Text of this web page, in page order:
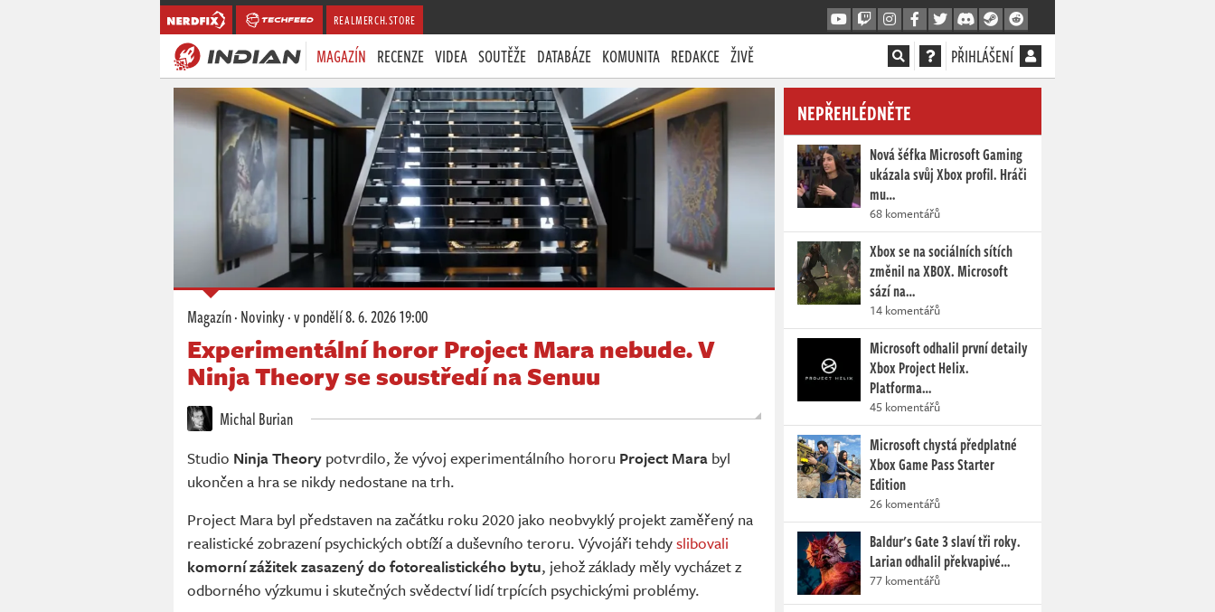
REALMERCH.STORE
MAGAZÍN RECENZE VIDEA SOUTĚŽE DATABÁZE KOMUNITA REDAKCE ŽIVĚ PŘIHLÁŠENÍ
Magazín·Novinky·v pondělí8. 6. 2026 19:00
Experimentální horor Project Mara nebude. V
Ninja Theory se soustředí na Senuu
Michal Burian
Studio Ninja Theory potvrdilo, že vývoj experimentálního hororu Project Mara byl
ukončen a hra se nikdy nedostane na trh.
Project Mara byl představen na začátku roku 2020 jako neobvyklý projekt zaměřený na
realistické zobrazení psychických obtíží a duševního teroru. Vývojáři tehdyslibovali
komorní zážitek zasazený do fotorealistického bytu, jehož základy měly vycházet z
odborného výzkumu i skutečných svědectví lidí trpících psychickými problémy.
NEPŘEHLÉDNĚTE
Nová šéfka Microsoft Gaming
ukázala svůj Xbox profil. Hráči
mu…
68 komentářů
Xbox se na sociálních sítích
změnil na XBOX. Microsoft
sází na…
14 komentářů
Microsoft odhalil první detaily
Xbox Project Helix.
Platforma…
45 komentářů
Microsoft chystá předplatné
Xbox Game Pass Starter
Edition
26 komentářů
Baldur's Gate 3 slaví tři roky.
Larian odhalil překvapivé…
77 komentářů